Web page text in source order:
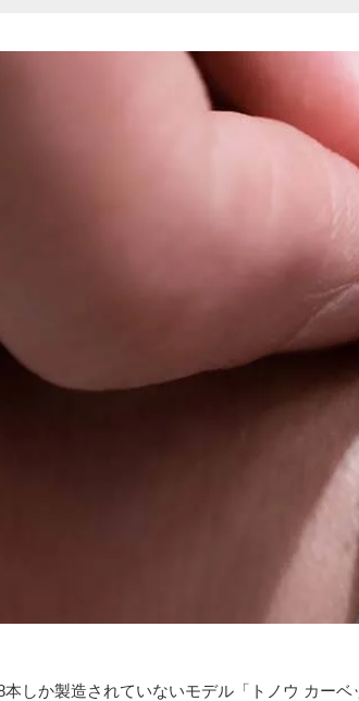
本しか製造されていないモデル「トノウ カー